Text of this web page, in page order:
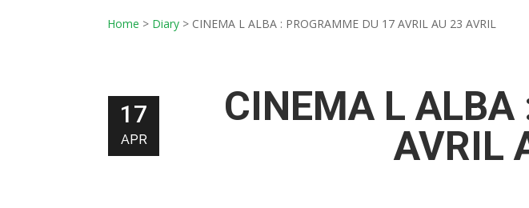
Home > Diary > CINEMA L ALBA : PROGRAMME DU 17 AVRIL AU 23 AVRIL
17
APR
CINEMA L ALBA
AVRIL